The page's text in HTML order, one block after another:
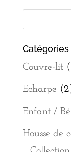
Couvre-lit
Echarpe
Enfant /
Housse de